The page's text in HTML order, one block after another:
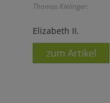
Thomas Kielinger:
Elizabeth II.
zum Artikel